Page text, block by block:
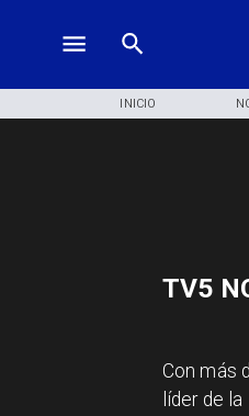
INICIO
TV5
​​​​​​Con más
líder de